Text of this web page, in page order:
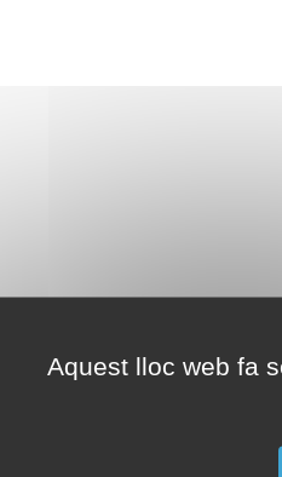
Aquest lloc web fa